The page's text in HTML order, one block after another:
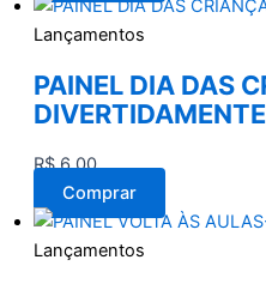
Lançamentos
PAINEL DIA DAS
DIVERTIDAMENTE
R$6,00
Comprar
Lançamentos